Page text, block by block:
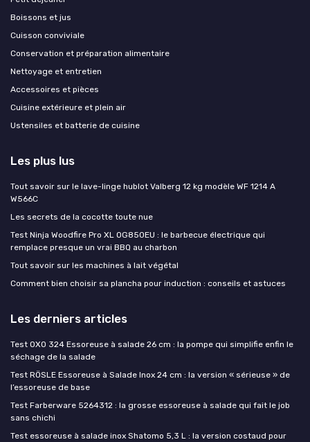
Boissons et jus
Cuisson conviviale
Conservation et préparation alimentaire
Nettoyage et entretien
Accessoires et pièces
Cuisine extérieure et plein air
Ustensiles et batterie de cuisine
Les plus lus
Tout savoir sur le lave-linge hublot Valberg 12 kg modèle WF 1214 A
W566C
Les secrets de la cocotte toute nue
Test Ninja Woodfire Pro XL OG850EU : le barbecue électrique qui
remplace presque un vrai BBQ au charbon
Tout savoir sur les machines à lait végétal
Comment bien choisir sa plancha pour induction : conseils et astuces
Les derniers articles
Test OXO 324 Essoreuse à salade 26 cm : la pompe qui simplifie enfin le
séchage de la salade
Test RÖSLE Essoreuse à Salade Inox 24 cm : la version « sérieuse » de
l’essoreuse de base
Test Farberware 5264312 : la grosse essoreuse à salade qui fait le job
sans chichi
Test essoreuse à salade inox Shatomo 5,3 L : la version costaud pour